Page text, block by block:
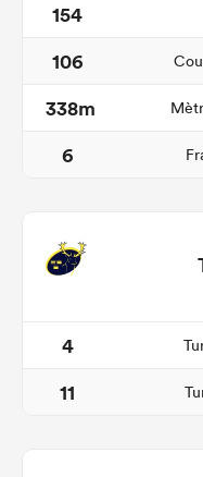
154
106
338m
6
4
11